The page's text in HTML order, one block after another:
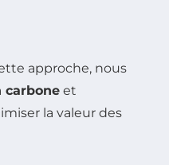
approche, nous
carbone et
la valeur des